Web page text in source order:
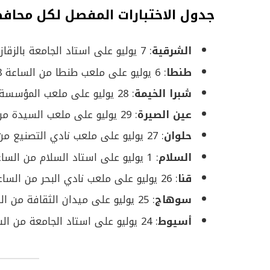
جدول الاختبارات المفصل لكل
الشرقية: 7 يوليو على استاد الجامعة بالزقازيق من الساعة 8 صباحاً إلى 8 مساءً.
طنطا: 6 يوليو على ملعب طنطا من الساعة 8 صباحاً إلى 4 عصراً.
شبرا الخيمة: 28 يوليو على ملعب المؤسسة العالمية من الساعة 8 صباحاً إلى 4 عصراً.
عين الصيرة: 29 يوليو على ملعب السيدة من الساعة 8 صباحاً إلى 4 عصراً.
حلوان: 27 يوليو على ملعب نادي التصنيع من الساعة 8 صباحاً إلى 4 عصراً.
السلام: 1 يوليو على استاد السلام من الساعة 8 صباحاً إلى 4 عصراً.
قنا: 26 يوليو على ملعب نادي البحر من الساعة 8 صباحاً إلى 4 عصراً.
سوهاج: 25 يوليو على ميدان الثقافة من الساعة 8 صباحاً إلى 4 عصراً.
أسيوط: 24 يوليو على استاد الجامعة من الساعة 8 صباحاً إلى 4 عصراً.